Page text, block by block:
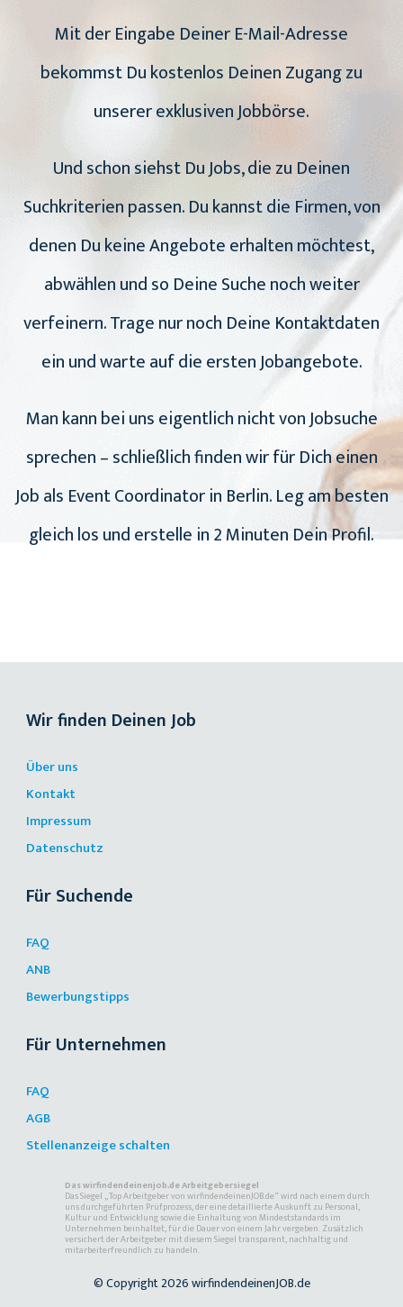
Mit der Eingabe Deiner E-Mail-Adresse
bekommst Du kostenlos Deinen Zugang zu
unserer exklusiven Jobbörse.
Und schon siehst Du Jobs, die zu Deinen
Suchkriterien passen. Du kannst die Firmen, von
denen Du keine Angebote erhalten möchtest,
abwählen und so Deine Suche noch weiter
verfeinern. Trage nur noch Deine Kontaktdaten
ein und warte auf die ersten Jobangebote.
Man kann bei uns eigentlich nicht von Jobsuche
sprechen – schließlich finden wir für Dich einen
Job als Event Coordinator in Berlin. Leg am besten
gleich los und erstelle in 2 Minuten Dein Profil.
Wir finden Deinen Job
Über uns
Kontakt
Impressum
Datenschutz
Für Suchende
FAQ
ANB
Bewerbungstipps
Für Unternehmen
FAQ
AGB
Stellenanzeige schalten
Das wirfindendeinenjob.de Arbeitgebersiegel
Das Siegel „Top Arbeitgeber von wirfindendeinenJOB.de“ wird nach einem durch
uns durchgeführten Prüfprozess, der eine detaillierte Auskunft zu Personal,
Kultur und Entwicklung sowie die Einhaltung von Mindeststandards im
Unternehmen beinhaltet, für die Dauer von einem Jahr vergeben. Zusätzlich
versichert der Arbeitgeber mit diesem Siegel transparent, nachhaltig und
mitarbeiterfreundlich zu handeln.
© Copyright 2026 wirfindendeinenJOB.de